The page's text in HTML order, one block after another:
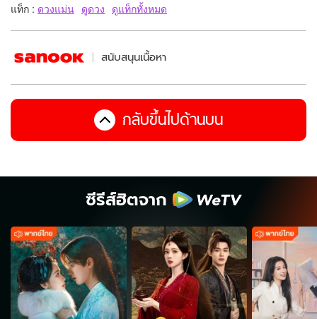
แท็ก : ดวงแม่น ดูดวง ดูแท็กทั้งหมด
สนับสนุนเนื้อหา
กลับขึ้นไปด้านบน
ซีรีส์ฮิตจาก